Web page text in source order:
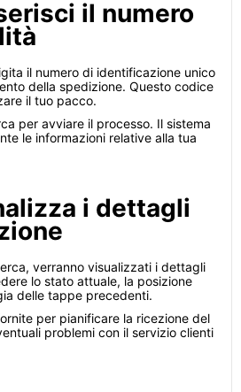
il numero
il numero di identificazione unico
della spedizione. Questo codice
il tuo pacco.
per avviare il processo. Il sistema
le informazioni relative alla tua
i dettagli
verranno visualizzati i dettagli
lo stato attuale, la posizione
delle tappe precedenti.
per pianificare la ricezione del
problemi con il servizio clienti